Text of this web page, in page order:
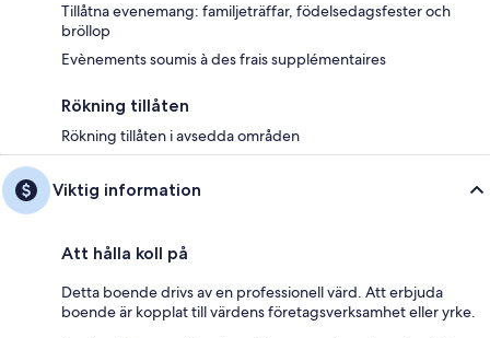
Tillåtna evenemang: familjeträffar, födelsedagsfester och
bröllop
Evènements soumis à des frais supplémentaires
Rökning tillåten
Rökning tillåten i avsedda områden
Viktig information
Att hålla koll på
Detta boende drivs av en professionell värd. Att erbjuda
boende är kopplat till värdens företagsverksamhet eller yrke.